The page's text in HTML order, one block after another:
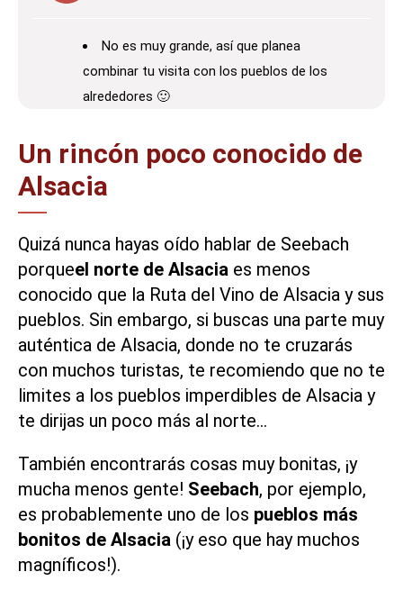
No es muy grande, así que planea
combinar tu visita con los pueblos de los
alrededores 🙂
Un rincón poco conocido de
Alsacia
Quizá nunca hayas oído hablar de Seebach
porqueel norte de Alsacia es menos
conocido que la Ruta del Vino de Alsacia y sus
pueblos. Sin embargo, si buscas una parte muy
auténtica de Alsacia, donde no te cruzarás
con muchos turistas, te recomiendo que no te
limites a los pueblos imperdibles de Alsacia y
te dirijas un poco más al norte…
También encontrarás cosas muy bonitas, ¡y
mucha menos gente! Seebach, por ejemplo,
es probablemente uno de los pueblos más
bonitos de Alsacia (¡y eso que hay muchos
magníficos!).